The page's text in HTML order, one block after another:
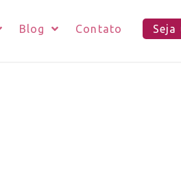
Blog Contato Seja